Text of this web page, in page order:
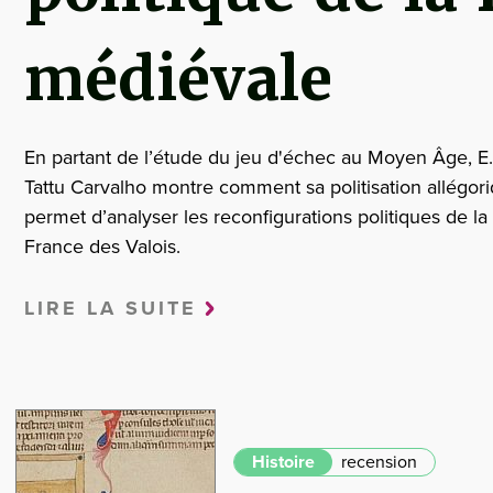
médiévale
En partant de l’étude du jeu d'échec au Moyen Âge, E.
Tattu Carvalho montre comment sa politisation
permet d’analyser les reconfigurations politiques de la
France des Valois.
LIRE LA SUITE
Histoire recension